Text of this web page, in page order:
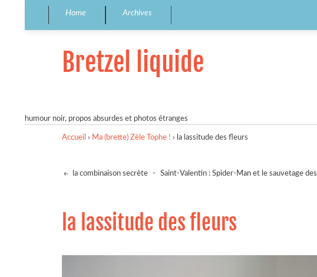
Home Archives
Bretzel liquide
humour noir, propos absurdes et photos étranges
Accueil › Ma (brette) Zèle Tophe ! › la lassitude des fleurs
la combinaison secrète - Saint-Valentin : Spider-Man et le sauvetage des
la lassitude des fleurs